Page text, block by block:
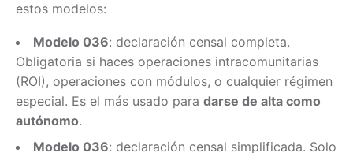
estos modelos:
Modelo 036: declaración censal completa.
Obligatoria si haces operaciones intracomunitarias
(ROI), operaciones con módulos, o cualquier régimen
especial. Es el más usado para darse de alta como
autónomo.
Modelo 036: declaración censal simplificada. Solo